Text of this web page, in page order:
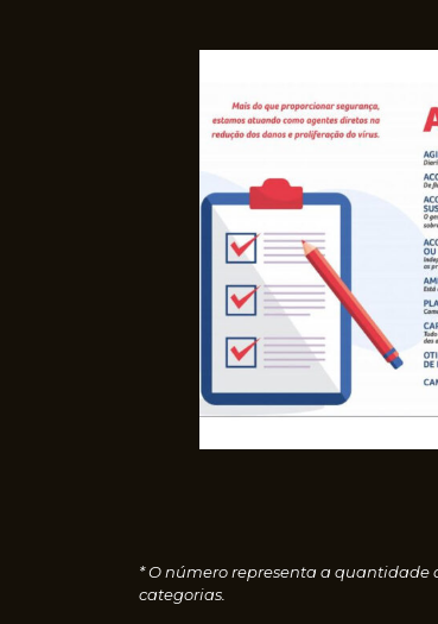
* O número representa a quantidade
categorias.